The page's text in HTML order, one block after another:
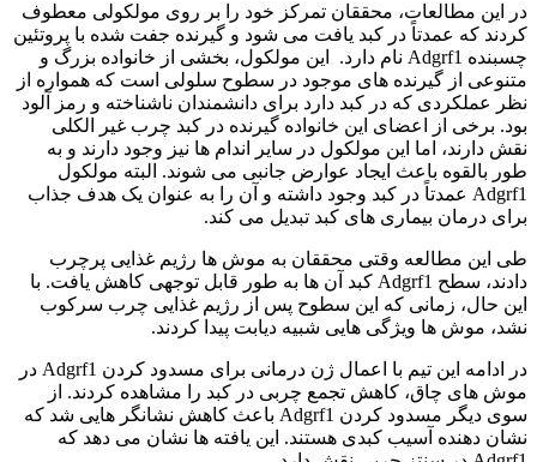
در این مطالعات، محققان تمرکز خود را بر روی مولکولی معطوف
کردند که عمدتاً در کبد یافت می شود و گیرنده جفت شده با پروتئین
چسبنده Adgrf1 نام دارد. این مولکول، بخشی از خانواده بزرگ و
متنوعی از گیرنده‌ های موجود در سطوح سلولی است که همواره از
نظر عملکردی که در کبد دارد برای دانشمندان ناشناخته و رمز آلود
بود. برخی از اعضای این خانواده گیرنده در کبد چرب غیر الکلی
نقش دارند، اما این مولکول در سایر اندام ها نیز وجود دارند و به
طور بالقوه باعث ایجاد عوارض جانبی می شوند. البته مولکول
Adgrf1 عمدتاً در کبد وجود داشته و آن را به عنوان یک هدف جذاب
برای درمان بیماری های کبد تبدیل می کند.
طی این مطالعه وقتی محققان به موش‌ ها رژیم غذایی پرچرب
دادند، سطح Adgrf1 کبد آن ها به طور قابل توجهی کاهش یافت. با
این حال، زمانی که این سطوح پس از رژیم غذایی چرب سرکوب
نشد، موش ‌ها ویژگی ‌هایی شبیه دیابت پیدا کردند.
در ادامه این تیم با اعمال ژن درمانی برای مسدود کردن Adgrf1 در
موش های چاق، کاهش تجمع چربی در کبد را مشاهده کردند. از
سوی دیگر مسدود کردن Adgrf1 باعث کاهش نشانگر هایی شد که
نشان دهنده آسیب کبدی هستند. این یافته ها نشان می دهد که